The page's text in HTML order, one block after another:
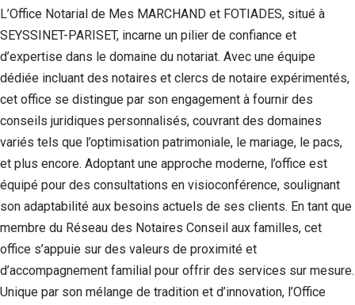
L’Office Notarial de Mes MARCHAND et FOTIADES, situé à
SEYSSINET-PARISET, incarne un pilier de confiance et
d’expertise dans le domaine du notariat. Avec une équipe
dédiée incluant des notaires et clercs de notaire expérimentés,
cet office se distingue par son engagement à fournir des
conseils juridiques personnalisés, couvrant des domaines
variés tels que l’optimisation patrimoniale, le mariage, le pacs,
et plus encore. Adoptant une approche moderne, l’office est
équipé pour des consultations en visioconférence, soulignant
son adaptabilité aux besoins actuels de ses clients. En tant que
membre du Réseau des Notaires Conseil aux familles, cet
office s’appuie sur des valeurs de proximité et
d’accompagnement familial pour offrir des services sur mesure.
Unique par son mélange de tradition et d’innovation, l’Office
augmentez les
chances de
voir du
contenu et des
personnalisés.